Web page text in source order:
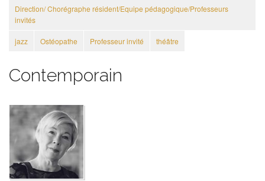
Direction/ Chorégraphe résident/Equipe pédagogique/Professeurs
invités
jazz Ostéopathe Professeur invité théâtre
Contemporain